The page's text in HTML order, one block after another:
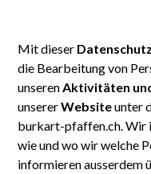
Mit dieser
die Bearbeitung von
unserenAktivitäten
unsererWebsiteunter
burkart-pfaffen.ch. Wir
wie und wo wir welche
informieren ausserdem